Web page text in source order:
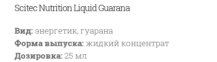
Scitec Nutrition Liquid Guarana
Вид: энергетик, гуарана
Форма выпуска:жидкий концентрат
Дозировка:25 мл